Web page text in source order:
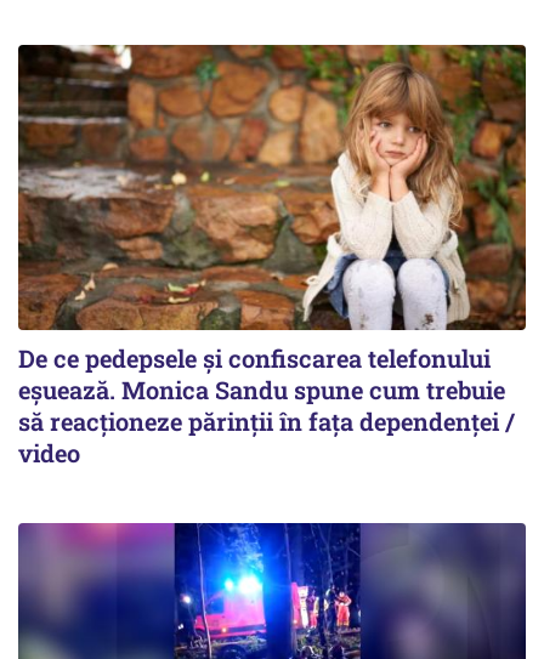
De ce pedepsele și confiscarea telefonului
eșuează. Monica Sandu spune cum trebuie
să reacționeze părinții în fața dependenței /
video